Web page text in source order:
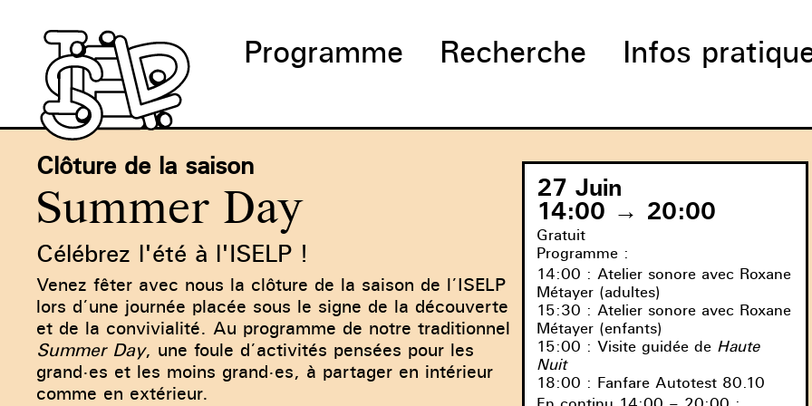
Programme Recherche Infos
27 Juin
14:00 → 20:00
Gratuit
Programme :
14:00 : Atelier sonore avec Roxane
Métayer (adultes)
15:30 : Atelier sonore avec Roxane
Métayer (enfants)
15:00 : Visite guidée de Haute
Nuit
18:00 : Fanfare Autotest 80.10
Clôture de la saison
Summer Day
Célébrez l'été à l'ISELP !
Venez fêter avec nous la clôture de la saison de l’ISELP
lors d’une journée placée sous le signe de la découverte
et de la convivialité. Au programme de notre traditionnel
Summer Day, une foule d’activités pensées pour les
grand·es et les moins grand·es, à partager en intérieur
comme en extérieur.